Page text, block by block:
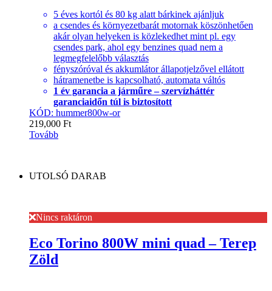
5 éves kortól és 80 kg alatt bárkinek ajánljuk
a csendes és környezetbarát motornak köszönhetően
akár olyan helyeken is közlekedhet mint pl. egy
csendes park, ahol egy benzines quad nem a
legmegfelelőbb választás
fényszóróval és akkumlátor állapotjelzővel ellátott
hátramenetbe is kapcsolható, automata váltós
1 év garancia a járműre – szervízháttér
garanciaidőn túl is biztosított
KÓD: hummer800w-or
219,000 Ft
Tovább
UTOLSÓ DARAB
Nincs raktáron
Eco Torino 800W mini quad – Terep
Zöld